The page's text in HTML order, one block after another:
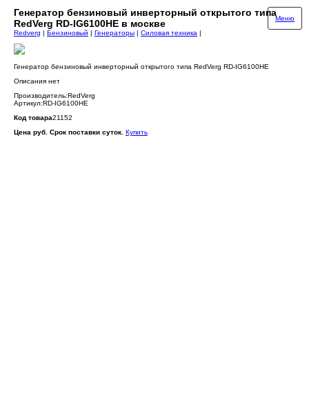
Генератор бензиновый инверторный открытого типа
RedVerg RD-IG6100HE в москве
Меню
Redverg | Бензиновый | Генераторы | Силовая техника |
Генератор бензиновый инверторный открытого типа RedVerg RD-IG6100HE
Описания нет
Производитель:RedVerg
Артикул:RD-IG6100HE
Код товара21152
Цена руб. Срок поставки суток. Купить